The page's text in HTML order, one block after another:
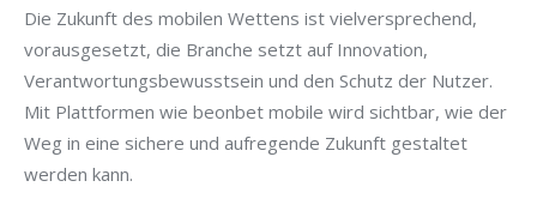
Die Zukunft des mobilen Wettens ist vielversprechend,
vorausgesetzt, die Branche setzt auf Innovation,
Verantwortungsbewusstsein und den Schutz der Nutzer.
Mit Plattformen wie beonbet mobile wird sichtbar, wie der
Weg in eine sichere und aufregende Zukunft gestaltet
werden kann.